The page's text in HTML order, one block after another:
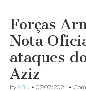
DE
Forças
Nota
ataques
Aziz
byABN • 07/07/2021 •